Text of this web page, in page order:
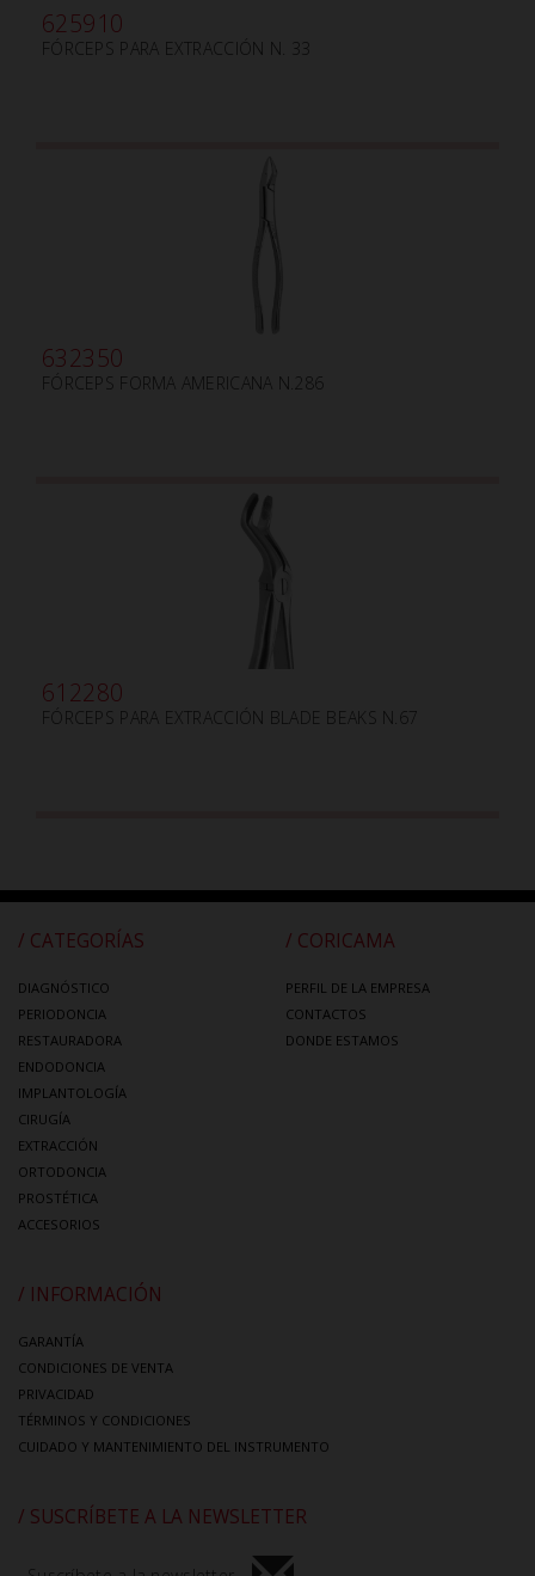
625910
FÓRCEPS PARA EXTRACCIÓN N. 33
632350
FÓRCEPS FORMA AMERICANA N.286
612280
FÓRCEPS PARA EXTRACCIÓN BLADE BEAKS N.67
/ CATEGORÍAS
DIAGNÓSTICO
PERIODONCIA
RESTAURADORA
ENDODONCIA
IMPLANTOLOGÍA
CIRUGÍA
EXTRACCIÓN
ORTODONCIA
PROSTÉTICA
ACCESORIOS
/ CORICAMA
PERFIL DE LA EMPRESA
CONTACTOS
DONDE ESTAMOS
/ INFORMACIÓN
GARANTÍA
CONDICIONES DE VENTA
PRIVACIDAD
TÉRMINOS Y CONDICIONES
CUIDADO Y MANTENIMIENTO DEL INSTRUMENTO
/ SUSCRÍBETE A LA NEWSLETTER